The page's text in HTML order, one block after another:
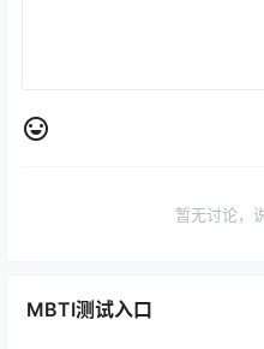
暂无讨论，
MBTI测试入口